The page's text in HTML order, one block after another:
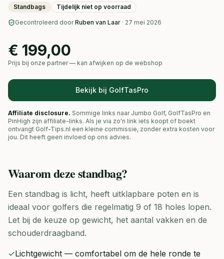
Standbags Tijdelijk niet op voorraad
Gecontroleerd door Ruben van Laar · 27 mei 2026
€ 199,00
Prijs bij onze partner — kan afwijken op de webshop
Bekijk bij GolfTasPro
Affiliate disclosure. Sommige links naar Jumbo Golf, GolfTasPro en
PinHigh zijn affiliate-links. Als je via zo'n link iets koopt of boekt
ontvangt Golf-Tips.nl een kleine commissie, zonder extra kosten voor
jou. Dit heeft geen invloed op ons advies.
Waarom dezestandbag?
Een standbag is licht, heeft uitklapbare poten en is
ideaal voor golfers die regelmatig 9 of 18 holes lopen.
Let bij de keuze op gewicht, het aantal vakken en de
schouderdraagband.
✓Lichtgewicht — comfortabel om de hele ronde te